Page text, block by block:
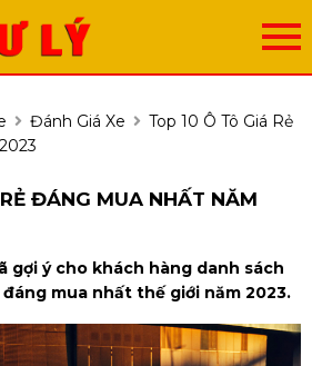
Đánh Giá Xe
Top 10 Ô Tô Giá Rẻ
ĐÁNG MUA NHẤT NĂM
gợi ý cho khách hàng danh sách
đáng mua nhất thế giới năm 2023.